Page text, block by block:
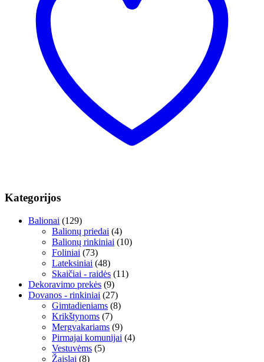
Kategorijos
Balionai (129)
Balionų priedai (4)
Balionų rinkiniai (10)
Foliniai (73)
Lateksiniai (48)
Skaičiai - raidės (11)
Dekoravimo prekės (9)
Dovanos - rinkiniai (27)
Gimtadieniams (8)
Krikštynoms (7)
Mergvakariams (9)
Pirmajai komunijai (4)
Vestuvėms (5)
Žaislai (8)